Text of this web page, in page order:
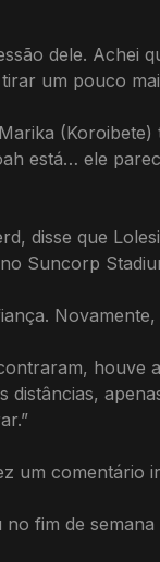
dele.
um pouco
está… ele
disse que
Suncorp
um comentário
fim de